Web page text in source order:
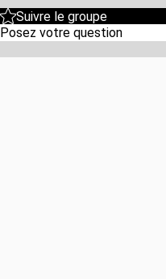
Suivre le groupe
Posez votre question